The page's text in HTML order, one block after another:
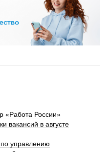
«Работа России»
вакансий в августе
управлению